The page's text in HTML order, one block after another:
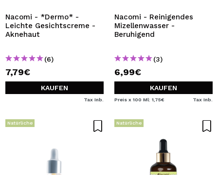
Nacomi - *Dermo* -
Leichte Gesichtscreme -
Aknehaut
(6)
7,79€
KAUFEN
Tax Inb.
Nacomi - Reinigendes
Mizellenwasser -
Beruhigend
(3)
6,99€
KAUFEN
Preis x 100 Ml: 1,75€ Tax Inb.
Natürliche Natürliche